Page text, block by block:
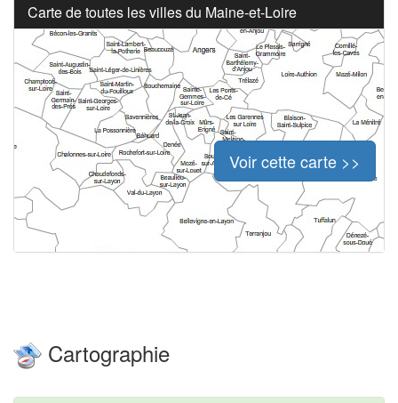
Carte de toutes les villes du Maine-et-Loire
Voir cette carte >>
Cartographie